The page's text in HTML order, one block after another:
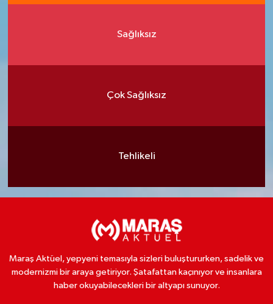
Sağlıksız
Çok Sağlıksız
Tehlikeli
Maraş Aktüel, yepyeni temasıyla sizleri buluştururken, sadelik ve
modernizmi bir araya getiriyor. Şatafattan kaçınıyor ve insanlara
haber okuyabilecekleri bir altyapı sunuyor.